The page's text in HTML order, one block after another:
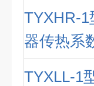
TYXHR-
器传热系
TYXLL-1